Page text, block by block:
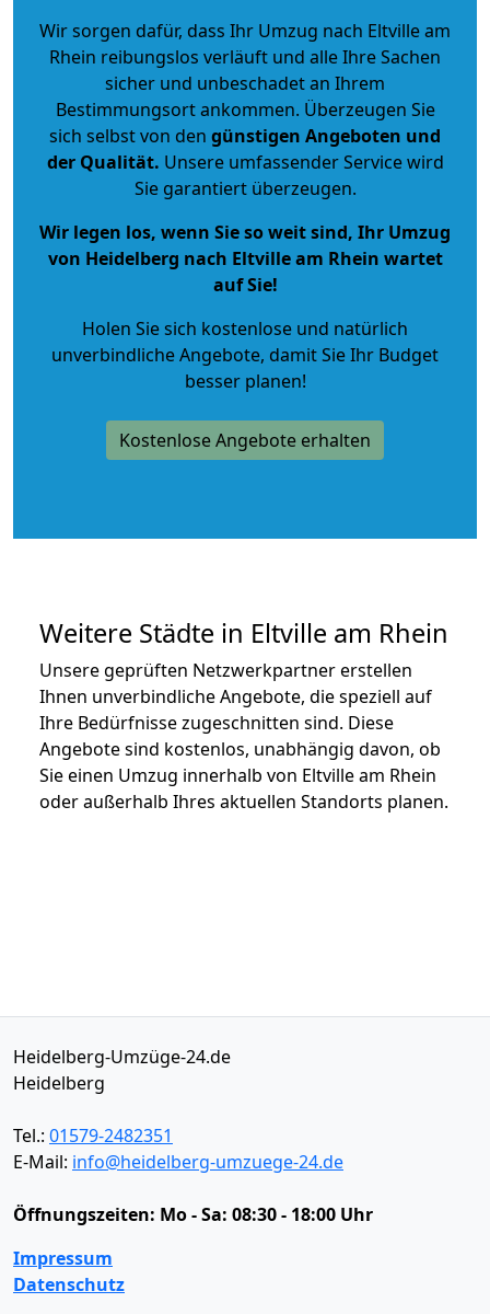
Wir sorgen dafür, dass Ihr Umzug nach Eltville am
Rhein reibungslos verläuft und alle Ihre Sachen
sicher und unbeschadet an Ihrem
Bestimmungsort ankommen. Überzeugen Sie
sich selbst von den günstigen Angeboten und
der Qualität. Unsere umfassender Service wird
Sie garantiert überzeugen.
Wir legen los, wenn Sie so weit sind, Ihr Umzug
von Heidelberg nach Eltville am Rhein wartet
auf Sie!
Holen Sie sich kostenlose und natürlich
unverbindliche Angebote, damit Sie Ihr Budget
besser planen!
Kostenlose Angebote erhalten
Weitere Städte in Eltville am Rhein
Unsere geprüften Netzwerkpartner erstellen
Ihnen unverbindliche Angebote, die speziell auf
Ihre Bedürfnisse zugeschnitten sind. Diese
Angebote sind kostenlos, unabhängig davon, ob
Sie einen Umzug innerhalb von Eltville am Rhein
oder außerhalb Ihres aktuellen Standorts planen.
Heidelberg-Umzüge-24.de
Heidelberg
Tel.: 01579-2482351
E-Mail: info@heidelberg-umzuege-24.de
Öffnungszeiten: Mo - Sa: 08:30 - 18:00 Uhr
Impressum
Datenschutz